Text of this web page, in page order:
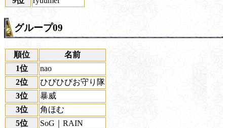
グループ09
順位
名前
1位
nao
2位
ひびひびお守り隊
3位
暴威
3位
角ほむ
5位
SoG｜RAIN